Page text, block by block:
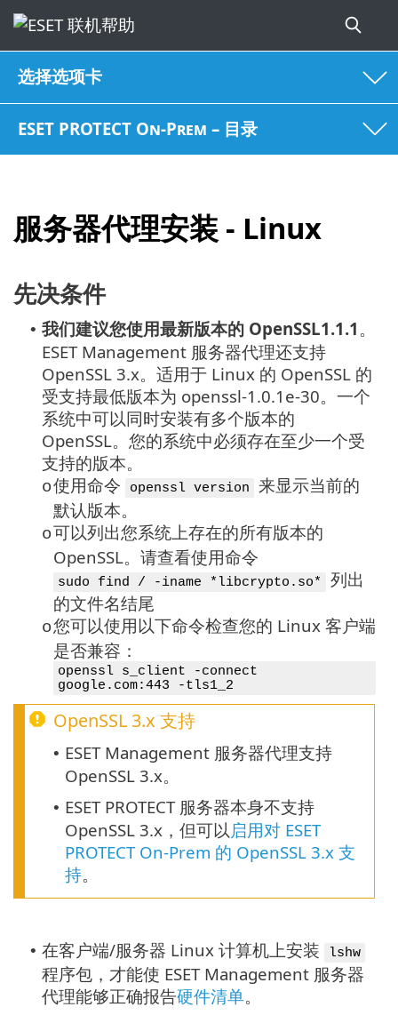
选择选项卡
ESET PROTECT On-Prem – 目录
服务器代理安装 - Linux
先决条件
• 我们建议您使用最新版本的 OpenSSL1.1.1 。
ESET Management 服务器代理还支持
OpenSSL 3.x。适用于 Linux 的 OpenSSL 的
受支持最低版本为 openssl-1.0.1e-30。一个
系统中可以同时安装有多个版本的
OpenSSL。您的系统中必须存在至少一个受
支持的版本。
o使用命令 openssl version
来显示当前的
默认版本。
o可以列出您系统上存在的所有版本的
OpenSSL。请查看使用命令
sudo find / -iname *libcrypto.so*
列出
的文件名结尾
o您可以使用以下命令检查您的 Linux 客户端
是否兼容：
openssl s_client -connect
google.com:443 -tls1_2
OpenSSL 3.x 支持
• ESET Management 服务器代理支持
OpenSSL 3.x。
• ESET PROTECT 服务器本身不支持
OpenSSL 3.x，但可以 启用对 ESET
PROTECT On-Prem 的 OpenSSL 3.x 支
持。
• 在客户端/服务器 Linux 计算机上安装 lshw
程序包，才能使 ESET Management 服务器
代理能够正确报告硬件清单。